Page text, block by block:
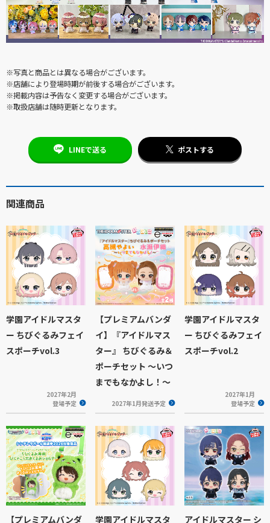
※写真と商品とは異なる場合がございます。
※店舗により登場時期が前後する場合がございます。
※掲載内容は予告なく変更する場合がございます。
※取扱店舗は随時更新となります。
LINEで送る ポストする
関連商品
学園アイドルマスタ
ー ちびぐるみフェイ
スポーチvol.3
2027年2月
登場予定
【プレミアムバンダ
イ】『アイドルマス
ター』 ちびぐるみ＆
ポーチセット ～いつ
までもなかよし！～
2027年1月発送予定
学園アイドルマスタ
ー ちびぐるみフェイ
スポーチvol.2
2027年1月
登場予定
【プレミアムバンダ 学園アイドルマスタ アイドルマスター シ